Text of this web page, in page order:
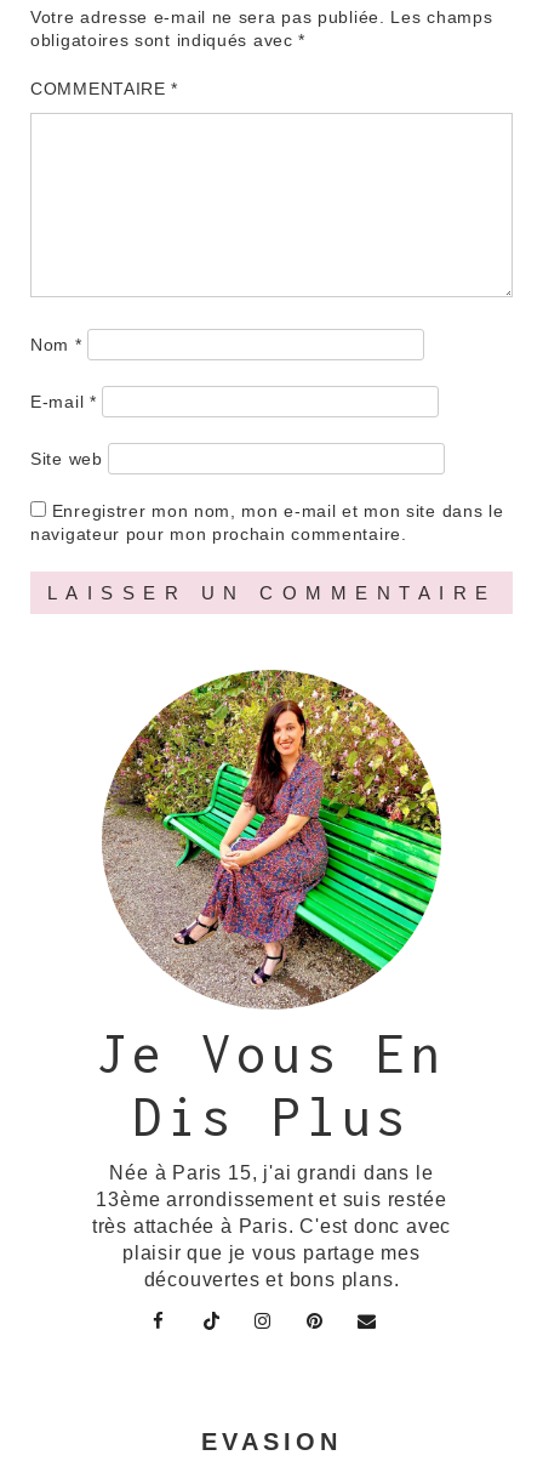
Votre adresse e-mail ne sera pas publiée.
Les champs
obligatoires sont indiqués avec*
COMMENTAIRE*
Nom *
E-mail *
Site web
Enregistrer mon nom, mon e-mail et mon site dans le
navigateur pour mon prochain commentaire.
Je Vous En
Dis Plus
Née à Paris 15, j'ai grandi dans le
13ème arrondissement et suis restée
très attachée à Paris. C'est donc avec
plaisir que je vous partage mes
découvertes et bons plans.
EVASION